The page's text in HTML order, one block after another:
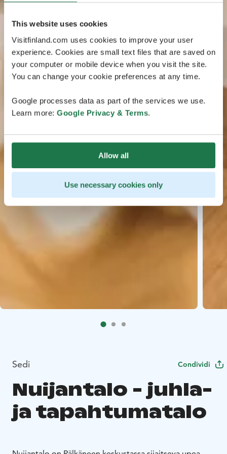
This website uses cookies
Visitfinland.com uses cookies to improve your user
experience. Cookies are small text files that are saved on
your computer or mobile device when you visit the site.
You can change your cookie preferences at any time.
Google processes data as part of the services we use.
Learn more: Google Privacy & Terms.
Allow all
Use necessary cookies only
Sedi Condividi
Nuijantalo - juhla-
ja tapahtumatalo